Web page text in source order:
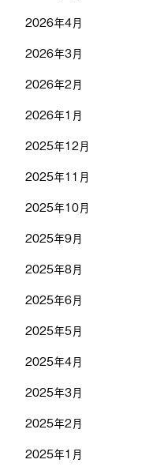
2026年4月
2026年3月
2026年2月
2026年1月
2025年12月
2025年11月
2025年10月
2025年9月
2025年8月
2025年6月
2025年5月
2025年4月
2025年3月
2025年2月
2025年1月